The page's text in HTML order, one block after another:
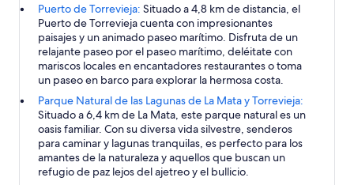
Puerto de Torrevieja: Situado a 4,8 km de distancia, el
Puerto de Torrevieja cuenta con impresionantes
paisajes y un animado paseo marítimo. Disfruta de un
relajante paseo por el paseo marítimo, deléitate con
mariscos locales en encantadores restaurantes o toma
un paseo en barco para explorar la hermosa costa.
Parque Natural de las Lagunas de La Mata y Torrevieja:
Situado a 6,4 km de La Mata, este parque natural es un
oasis familiar. Con su diversa vida silvestre, senderos
para caminar y lagunas tranquilas, es perfecto para los
amantes de la naturaleza y aquellos que buscan un
refugio de paz lejos del ajetreo y el bullicio.